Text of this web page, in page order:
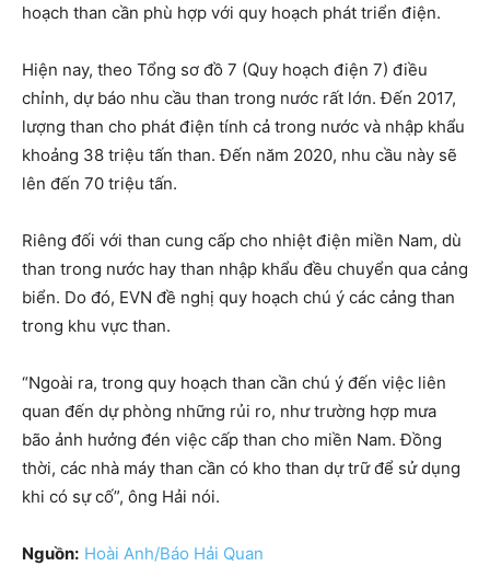
hoạch than cần phù hợp với quy hoạch phát triển điện.
Hiện nay, theo Tổng sơ đồ 7 (Quy hoạch điện 7) điều
chỉnh, dự báo nhu cầu than trong nước rất lớn. Đến 2017,
lượng than cho phát điện tính cả trong nước và nhập khẩu
khoảng 38 triệu tấn than. Đến năm 2020, nhu cầu này sẽ
lên đến 70 triệu tấn.
Riêng đối với than cung cấp cho nhiệt điện miền Nam, dù
than trong nước hay than nhập khẩu đều chuyển qua cảng
biển. Do đó, EVN đề nghị quy hoạch chú ý các cảng than
trong khu vực than.
“Ngoài ra, trong quy hoạch than cần chú ý đến việc liên
quan đến dự phòng những rủi ro, như trường hợp mưa
bão ảnh hưởng đén việc cấp than cho miền Nam. Đồng
thời, các nhà máy than cần có kho than dự trữ để sử dụng
khi có sự cố”, ông Hải nói.
Nguồn: Hoài Anh/Báo Hải Quan